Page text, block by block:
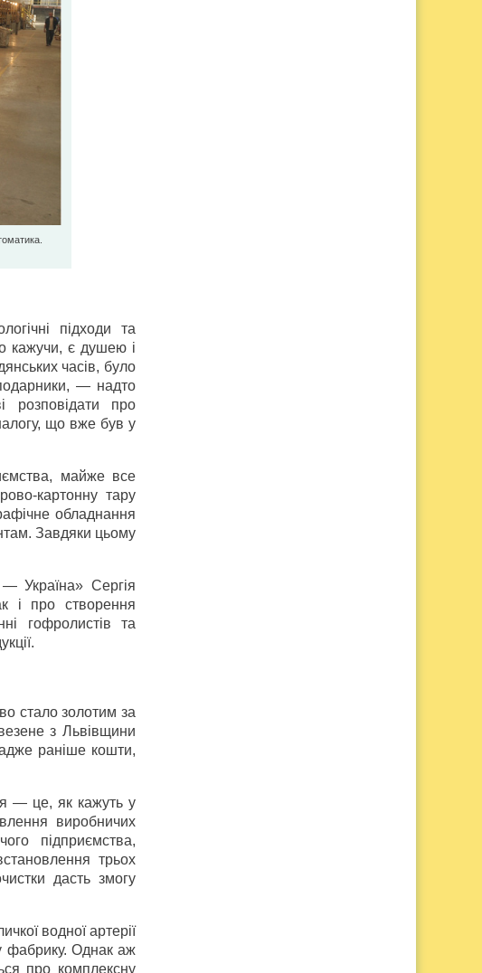
підходи та
кажучи, є душею і
часів, було
— надто
розповідати про
що вже був у
майже все
картонну тару
обладнання
Завдяки цьому
Україна» Сергія
і про створення
гофролистів та
стало золотим за
з Львівщини
адже раніше кошти,
— це, як кажуть у
виробничих
підприємства,
трьох
дасть змогу
водної артерії
фабрику. Однак аж
про комплексну